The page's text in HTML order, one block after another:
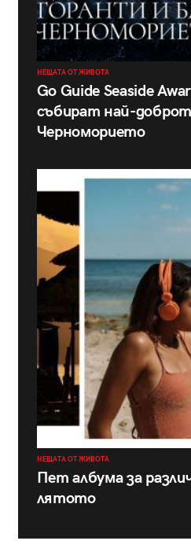
НЕЩАТА ОТ ЖИВОТА
Go Guide Seaside
събират най-
Черноморието
НЕЩАТА ОТ ЖИВОТА
Пет албума за
лятото